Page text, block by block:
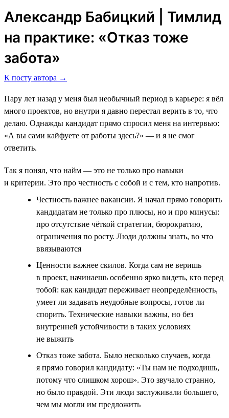
Александр Бабицкий | Тимлид
на практике: «Отказ тоже
забота»
К посту автора →
Пару лет назад у меня был необычный период в карьере: я вёл
много проектов, но внутри я давно перестал верить в то, что
делаю. Однажды кандидат прямо спросил меня на интервью:
«А вы сами кайфуете от работы здесь?» — и я не смог
ответить.
Так я понял, что найм — это не только про навыки
и критерии. Это про честность с собой и с тем, кто напротив.
Честность важнее вакансии. Я начал прямо говорить
кандидатам не только про плюсы, но и про минусы:
про отсутствие чёткой стратегии, бюрократию,
ограничения по росту. Люди должны знать, во что
ввязываются
Ценности важнее скилов. Когда сам не веришь
в проект, начинаешь особенно ярко видеть, кто перед
тобой: как кандидат переживает неопределённость,
умеет ли задавать неудобные вопросы, готов ли
спорить. Технические навыки важны, но без
внутренней устойчивости в таких условиях
не выжить
Отказ тоже забота. Было несколько случаев, когда
я прямо говорил кандидату: «Ты нам не подходишь,
потому что слишком хорош». Это звучало странно,
но было правдой. Эти люди заслуживали большего,
чем мы могли им предложить